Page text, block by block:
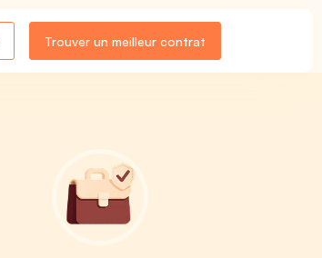
Trouver un meilleur contrat